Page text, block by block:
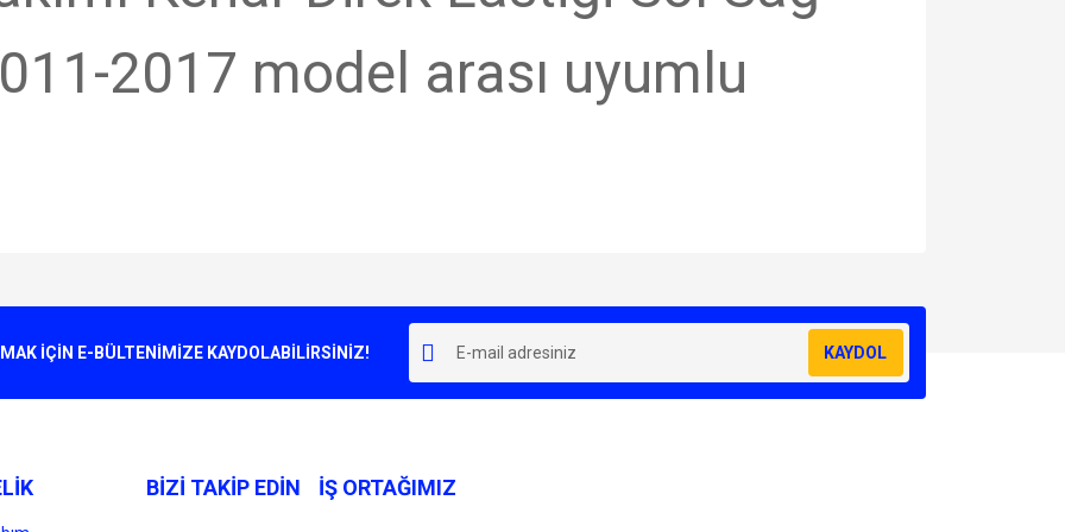
2017 model arası uyumlu
İÇİN E-BÜLTENİMİZE KAYDOLABİLİRSİNİZ! KAYDOL
BİZİ TAKİP EDİN İŞ ORTAĞIMIZ